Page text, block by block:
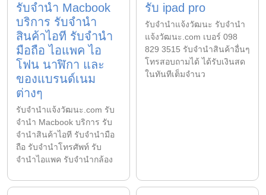
รับจำนำ Macbook
บริการ รับจำนำ
สินค้าไอที รับจำนำ
มือถือ ไอแพค ไอ
โฟน นาฬิกา และ
ของแบรนด์เนม
ต่างๆ
รับจํานําแจ้งวัฒนะ.com รับ
จำนำ Macbook บริการ รับ
จำนำสินค้าไอที รับจำนำมือ
ถือ รับจำนำโทรศัพท์ รับ
จำนำไอแพค รับจำนำกล้อง
รับ ipad pro
รับจํานําแจ้งวัฒนะ รับจํานํา
แจ้งวัฒนะ.com เบอร์ 098
829 3515 รับจำนำสินค้าอื่นๆ
โทรสอบถามได้ ได้รับเงินสด
ในทันทีเต็มจำนว